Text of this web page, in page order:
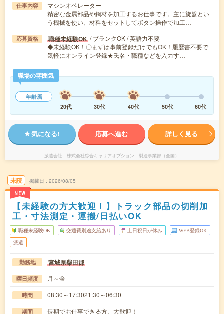
仕事内容
マシンオペレーター
精密な金属部品や鋼材を加工するお仕事です。主に旋盤とい
う機械を使い、材料をセットしてボタン操作で加工…
応募資格 職種未経験OK / ブランクOK / 英語力不要
◆未経験OK！〇まずは事前登録だけでもOK！履歴書不要で
気軽にオンライン登録★氏名・職種などを入力す…
職場の雰囲気
年齢層
20代
30代 40代 50代 60代
気になる! 応募へ進む 詳しく見る
派遣会社 株式会社綜合キャリアオプション 製造事業部（全国）
未読
NEW
掲載日 2026/08/05
【未経験の方大歓迎！】トラック部品の切削加
工・寸法測定・運搬/日払いOK
職種未経験OK 交通費別途支給あり 土日祝日が休み WEB登録OK
派遣
勤務地 宮城県柴田郡
曜日頻度 月～金
時間 08:30～17:3021:30～06:30
期間 長期でお仕事できる方、大歓迎！